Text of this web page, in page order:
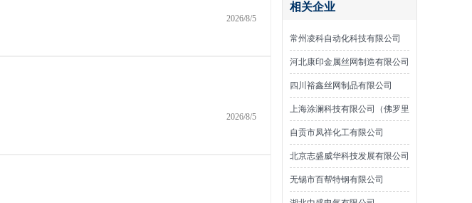
2026/8/5
2026/8/5
相关企业
常州凌科自动化科技有限公司
河北康印金属丝网制造有限公司
四川裕鑫丝网制品有限公司
上海涂澜科技有限公司（佛罗里
达漆）
自贡市凤祥化工有限公司
北京志盛威华科技发展有限公司
无锡市百帮特钢有限公司